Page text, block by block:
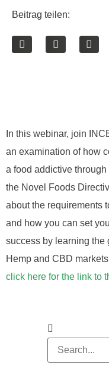
Beitrag teilen:
In this webinar, join
an examination of how
a food addictive
the Novel Foods
about the requirements
and how you can set
success by learning the
Hemp and CBD
click here for the link to